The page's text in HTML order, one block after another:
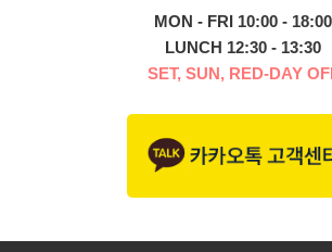
MON - FRI 10:00 - 18:00
LUNCH 12:30 - 13:30
SET, SUN, RED-DAY